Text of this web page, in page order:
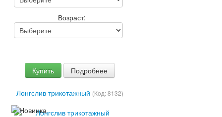
Возраст:
Купить Подробнее
Лонгслив трикотажный (Код:8132)